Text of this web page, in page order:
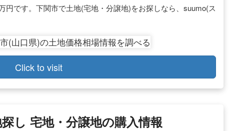
円です。下関市で土地(宅地・分譲地)をお探しなら、suumo(ス
Click to visit
し 宅地・分譲地の購入情報